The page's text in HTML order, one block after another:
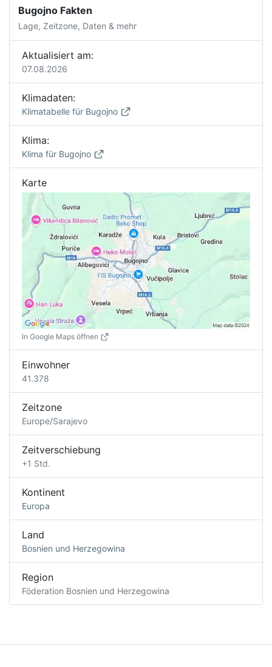
Bugojno Fakten
Lage, Zeitzone, Daten & mehr
Aktualisiert am:
07.08.2026
Klimadaten:
Klimatabelle für Bugojno
Klima:
Klima für Bugojno
Karte
In Google Maps öffnen
Einwohner
41.378
Zeitzone
Europe/Sarajevo
Zeitverschiebung
+1 Std.
Kontinent
Europa
Land
Bosnien und Herzegowina
Region
Föderation Bosnien und Herzegowina